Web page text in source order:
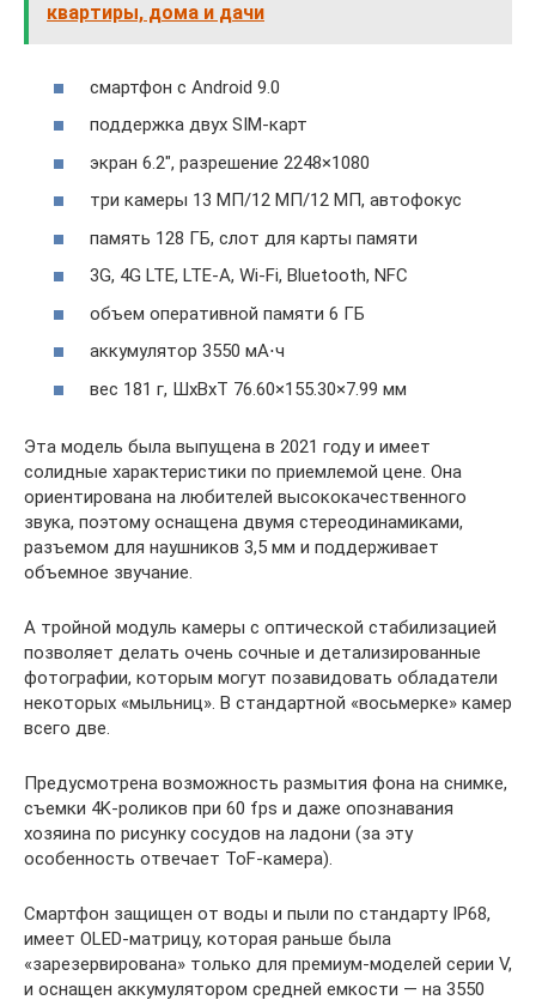
квартиры, дома и дачи
смартфон с Android 9.0
поддержка двух SIM-карт
экран 6.2″, разрешение 2248×1080
три камеры 13 МП/12 МП/12 МП, автофокус
память 128 ГБ, слот для карты памяти
3G, 4G LTE, LTE-A, Wi-Fi, Bluetooth, NFC
объем оперативной памяти 6 ГБ
аккумулятор 3550 мА⋅ч
вес 181 г, ШxВxТ 76.60×155.30×7.99 мм
Эта модель была выпущена в 2021 году и имеет
солидные характеристики по приемлемой цене. Она
ориентирована на любителей высококачественного
звука, поэтому оснащена двумя стереодинамиками,
разъемом для наушников 3,5 мм и поддерживает
объемное звучание.
А тройной модуль камеры с оптической стабилизацией
позволяет делать очень сочные и детализированные
фотографии, которым могут позавидовать обладатели
некоторых «мыльниц». В стандартной «восьмерке» камер
всего две.
Предусмотрена возможность размытия фона на снимке,
съемки 4K-роликов при 60 fps и даже опознавания
хозяина по рисунку сосудов на ладони (за эту
особенность отвечает ToF-камера).
Смартфон защищен от воды и пыли по стандарту IP68,
имеет OLED-матрицу, которая раньше была
«зарезервирована» только для премиум-моделей серии V,
и оснащен аккумулятором средней емкости — на 3550